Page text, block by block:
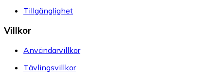
Tillgänglighet
Villkor
Användarvillkor
Tävlingsvillkor